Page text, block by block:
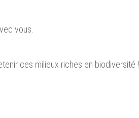
vous.
ces milieux riches en biodiversité !